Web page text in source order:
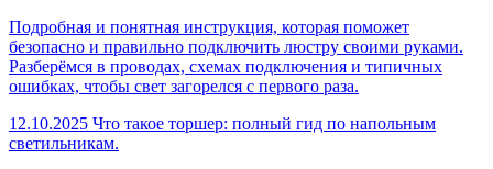
Подробная и понятная инструкция, которая поможет
безопасно и правильно подключить люстру своими руками.
Разберёмся в проводах, схемах подключения и типичных
ошибках, чтобы свет загорелся с первого раза.
12.10.2025 Что такое торшер: полный гид по напольным
светильникам.